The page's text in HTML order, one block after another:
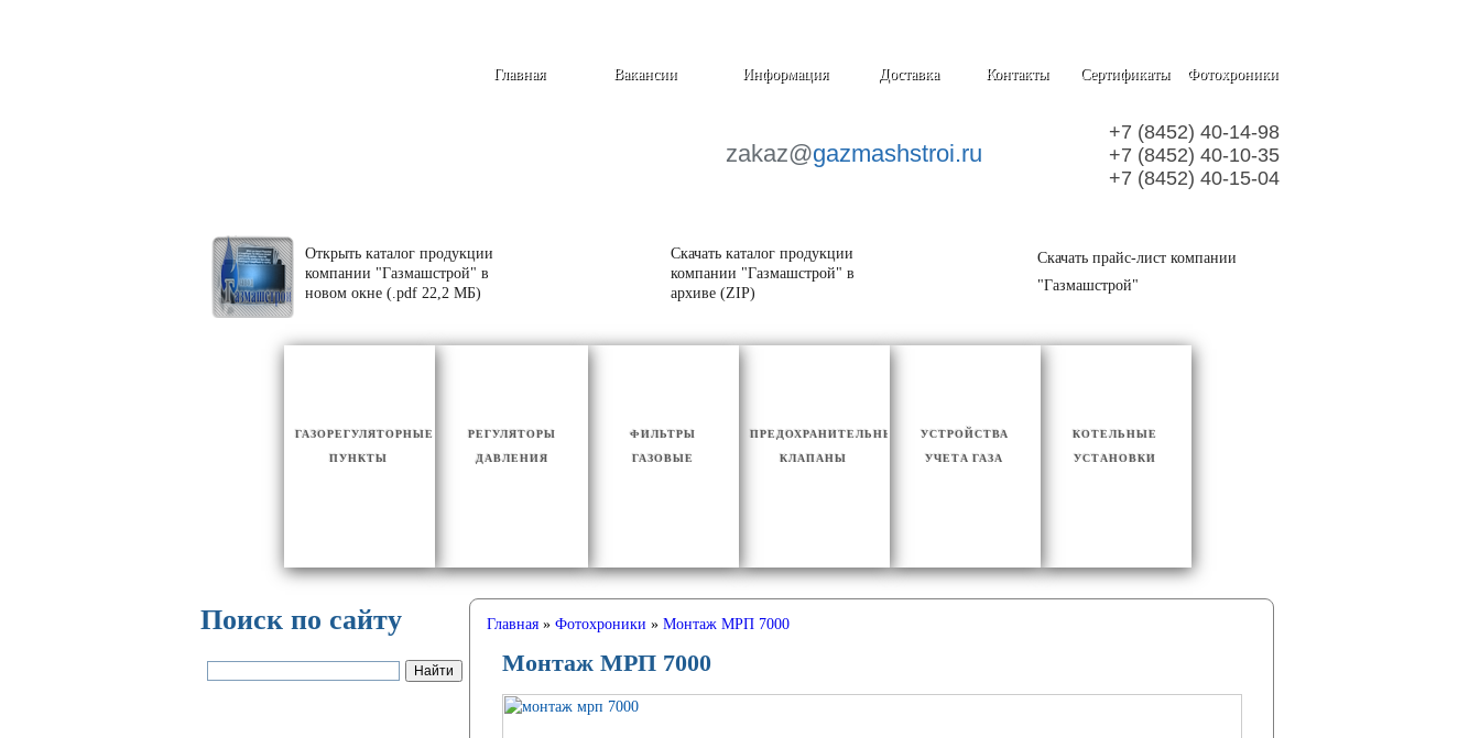
Фотохроники
Сертификаты
Контакты
Доставка
Информация
Вакансии
Главная
zakaz@gazmashstroi.ru
+7 (8452) 40-14-98
+7 (8452) 40-10-35
+7 (8452) 40-15-04
Открыть каталог продукции
компании "Газмашстрой" в
новом окне (.pdf 22,2 МБ)
Скачать каталог продукции
компании "Газмашстрой" в
архиве (ZIP)
Скачать прайс-лист компании
"Газмашстрой"
КОТЕЛЬНЫЕ
УСТАНОВКИ
УСТРОЙСТВА
УЧЕТА ГАЗА
ПРЕДОХРАНИТЕЛЬНЫЕ
КЛАПАНЫ
ФИЛЬТРЫ
ГАЗОВЫЕ
РЕГУЛЯТОРЫ
ДАВЛЕНИЯ
ГАЗОРЕГУЛЯТОРНЫЕ
ПУНКТЫ
Поиск по сайту Главная» Фотохроники » Монтаж МРП 7000
Монтаж МРП 7000